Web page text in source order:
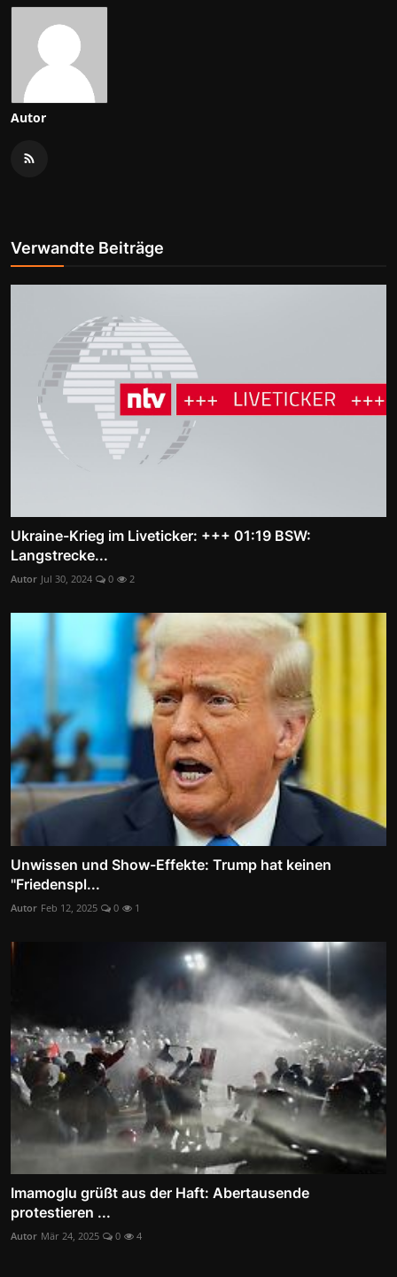
Autor
Verwandte Beiträge
Ukraine-Krieg im Liveticker: +++ 01:19 BSW:
Langstrecke...
Autor Jul 30, 2024 0 2
Unwissen und Show-Effekte: Trump hat keinen
"Friedenspl...
Autor Feb 12, 2025 0 1
Imamoglu grüßt aus der Haft: Abertausende
protestieren ...
Autor Mär 24, 2025 0 4